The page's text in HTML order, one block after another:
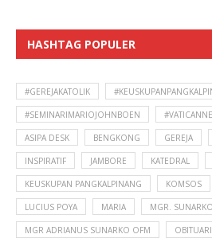
HASHTAG POPULER
#GEREJAKATOLIK
#SEMINARIMARIOJOHNBOEN
ASIPA DESK BENGKONG GEREJA
INSPIRATIF JAMBORE KATEDRAL
KEUSKUPAN PANGKALPINANG KOMSOS
LUCIUS POYA MARIA MGR.
MGR ADRIANUS SUNARKO OFM OBITUARI